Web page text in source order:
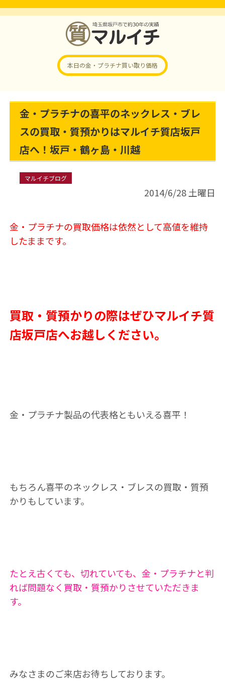
本日の金・プラチナ買い取り価格
金・プラチナの喜平のネックレス・ブレ
スの買取・質預かりはマルイチ質店坂戸
店へ！坂戸・鶴ヶ島・川越
マルイチブログ
2014/6/28 土曜日
金・プラチナの買取価格は依然として高値を維持
したままです。
買取・質預かりの際はぜひマルイチ質
店坂戸店へお越しください。
金・プラチナ製品の代表格ともいえる喜平！
もちろん喜平のネックレス・ブレスの買取・質預
かりもしています。
たとえ古くても、切れていても、金・プラチナと判
れば問題なく買取・質預かりさせていただきま
す。
みなさまのご来店お待ちしております。